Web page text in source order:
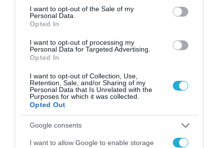
consent section.
I want to opt-out of the Sale of my
Personal Data.
Opted In
I want to opt-out of processing my
Personal Data for Targeted Advertising.
Opted In
I want to opt-out of Collection, Use,
Retention, Sale, and/or Sharing of my
Personal Data that Is Unrelated with the
Purposes for which it was collected.
Opted Out
Google consents
I want to allow Google to enable storage